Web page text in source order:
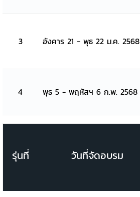
3 อังคาร 21 - พุธ 22 ม.ค. 2568
4 พุธ 5 - พฤหัสฯ 6 ก.พ. 2568
รุ่นที่ วันที่จัดอบรม